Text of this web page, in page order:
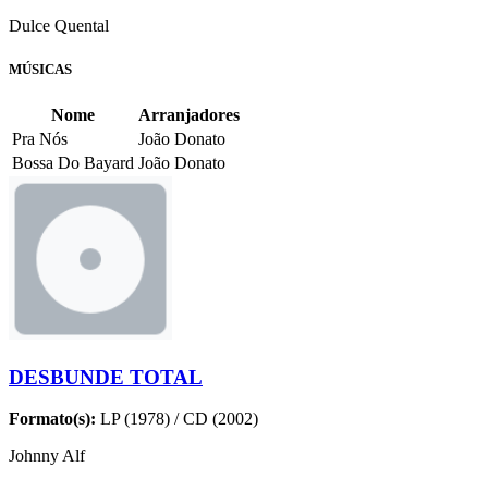
Dulce Quental
MÚSICAS
Nome
Arranjadores
Pra Nós
João Donato
Bossa Do Bayard João Donato
DESBUNDE TOTAL
Formato(s): LP (1978) / CD (2002)
Johnny Alf